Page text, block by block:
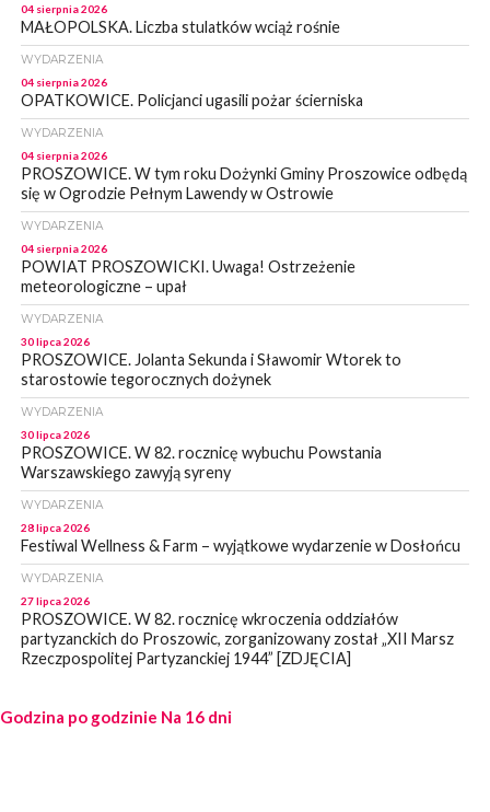
04 sierpnia 2026
MAŁOPOLSKA. Liczba stulatków wciąż rośnie
WYDARZENIA
04 sierpnia 2026
OPATKOWICE. Policjanci ugasili pożar ścierniska
WYDARZENIA
04 sierpnia 2026
PROSZOWICE. W tym roku Dożynki Gminy Proszowice odbędą
się w Ogrodzie Pełnym Lawendy w Ostrowie
WYDARZENIA
04 sierpnia 2026
POWIAT PROSZOWICKI. Uwaga! Ostrzeżenie
meteorologiczne – upał
WYDARZENIA
30 lipca 2026
PROSZOWICE. Jolanta Sekunda i Sławomir Wtorek to
starostowie tegorocznych dożynek
WYDARZENIA
30 lipca 2026
PROSZOWICE. W 82. rocznicę wybuchu Powstania
Warszawskiego zawyją syreny
WYDARZENIA
28 lipca 2026
Festiwal Wellness & Farm – wyjątkowe wydarzenie w Dosłońcu
WYDARZENIA
27 lipca 2026
PROSZOWICE. W 82. rocznicę wkroczenia oddziałów
partyzanckich do Proszowic, zorganizowany został „XII Marsz
Rzeczpospolitej Partyzanckiej 1944” [ZDJĘCIA]
27 lipca 2026
PROSZOWICE. Po burzy uszkodzone słupy enegeryczne.
Godzina po godzinie Na 16 dni